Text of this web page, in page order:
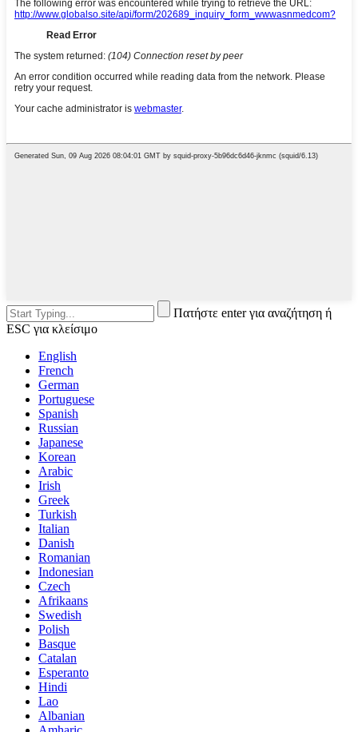
Πατήστε enter για αναζήτηση ή
ESC για κλείσιμο
English
French
German
Portuguese
Spanish
Russian
Japanese
Korean
Arabic
Irish
Greek
Turkish
Italian
Danish
Romanian
Indonesian
Czech
Afrikaans
Swedish
Polish
Basque
Catalan
Esperanto
Hindi
Lao
Albanian